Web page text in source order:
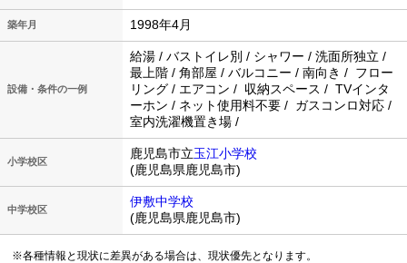
築年月 1998年4月
設備・条件の一例
給湯 / バストイレ別 / シャワー / 洗面所独立 /
最上階 / 角部屋 / バルコニー / 南向き / フロー
リング / エアコン / 収納スペース / TVインタ
ーホン / ネット使用料不要 / ガスコンロ対応 /
室内洗濯機置き場 /
小学校区
鹿児島市立玉江小学校
(鹿児島県鹿児島市)
中学校区
伊敷中学校
(鹿児島県鹿児島市)
※各種情報と現状に差異がある場合は、現状優先となります。